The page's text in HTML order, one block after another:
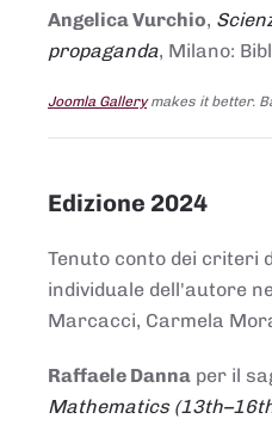
Angelica Vurchio,
propaganda, Milano:
Joomla Gallerymakes it better.
Edizione 2024
Tenuto conto dei criteri
individuale dell'autore
Marcacci, Carmela
Raffaele Danna per il
Mathematics